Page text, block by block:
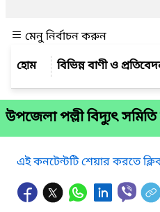
মেনু নির্বাচন করুন
বিভিন্ন বাণী ও
উপজেলা পল্লী বিদ্যুৎ
এই কনটেন্টটি শেয়ার করতে